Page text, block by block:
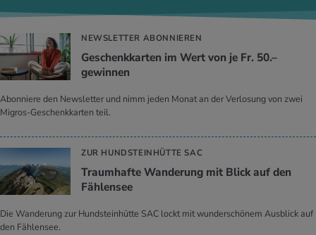
NEWSLETTER ABONNIEREN
Geschenkkarten im Wert von je Fr. 50.–
gewinnen
Abonniere den Newsletter und nimm jeden Monat an der Verlosung von zwei
Migros-Geschenkkarten teil.
ZUR HUNDSTEINHÜTTE SAC
Traumhafte Wanderung mit Blick auf den
Fählensee
Die Wanderung zur Hundsteinhütte SAC lockt mit wunderschönem Ausblick auf
den Fählensee.